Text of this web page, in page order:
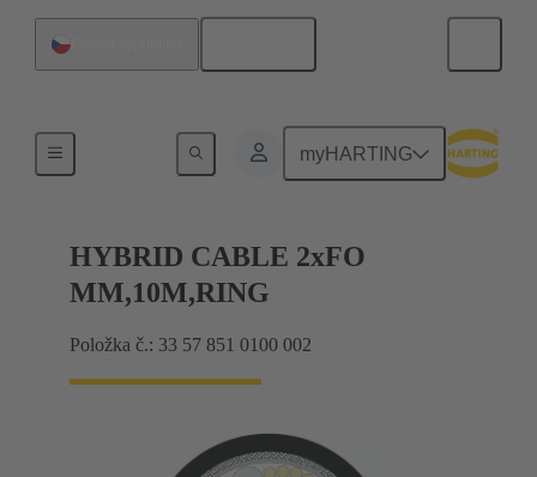
myHARTING
Hybridní kabely (měď/optika)
HYBRID CABLE 2xFO
MM,10M,RING
Položka č.: 33 57 851 0100 002